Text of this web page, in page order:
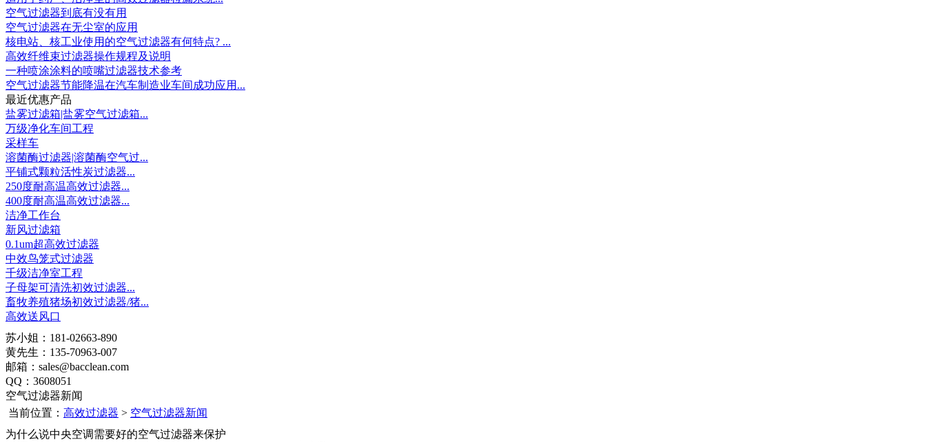
空气过滤器到底有没有用
空气过滤器在无尘室的应用
核电站、核工业使用的空气过滤器有何特点? ...
高效纤维束过滤器操作规程及说明
一种喷涂涂料的喷嘴过滤器技术参考
空气过滤器节能降温在汽车制造业车间成功应用...
最近优惠产品
盐雾过滤箱|盐雾空气过滤箱...
万级净化车间工程
采样车
溶菌酶过滤器|溶菌酶空气过...
平铺式颗粒活性炭过滤器...
250度耐高温高效过滤器...
400度耐高温高效过滤器...
洁净工作台
新风过滤箱
0.1um超高效过滤器
中效鸟笼式过滤器
千级洁净室工程
子母架可清洗初效过滤器...
畜牧养殖猪场初效过滤器/猪...
高效送风口
苏小姐：181-02663-890
黄先生：135-70963-007
邮箱：sales@bacclean.com
QQ：3608051
空气过滤器新闻
当前位置： 高效过滤器 > 空气过滤器新闻
为什么说中央空调需要好的空气过滤器来保护